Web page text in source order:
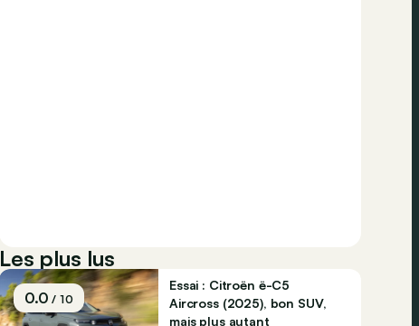
Les plus lus
0.0/ 10
Essai : Citroën ë-C5
Aircross (2025), bon SUV,
mais plus autant